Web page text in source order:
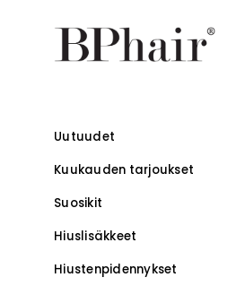
Uutuudet
Kuukauden tarjoukset
Suosikit
Hiuslisäkkeet
Hiustenpidennykset